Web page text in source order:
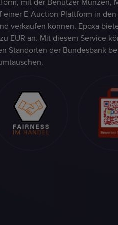
mit der Benutzer Münzen,
einer E-Auction-Plattform in
verkaufen können. Epoxa
EUR an. Mit diesem Service
Standorten der Bundesbank